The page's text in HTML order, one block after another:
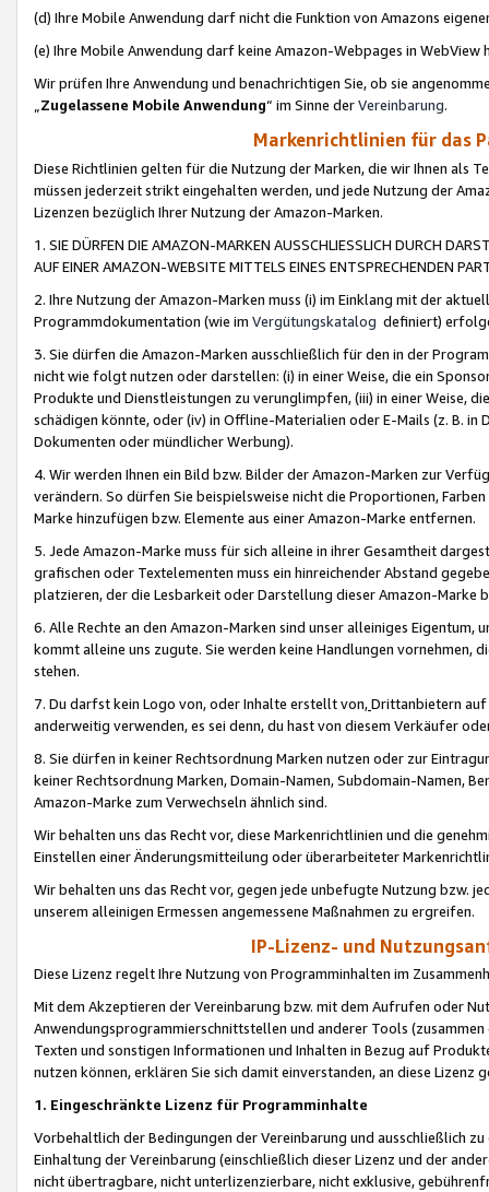
(d) Ihre Mobile Anwendung darf nicht die Funktion von Amazons
(e) Ihre Mobile Anwendung darf keine Amazon-Webpages in WebView
Wir prüfen Ihre Anwendung und benachrichtigen Sie, ob sie
„Zugelassene Mobile Anwendung“ im Sinne derVereinbarung.
Markenrichtlinien für das
Diese Richtlinien gelten für die Nutzung der Marken, die wir Ihnen als
müssen jederzeit strikt eingehalten werden, und jede Nutzung der
Lizenzen bezüglich Ihrer Nutzung der Amazon-Marken.
1. SIE DÜRFEN DIE AMAZON-MARKEN AUSSCHLIESSLICH DURCH
AUF EINER AMAZON-WEBSITE MITTELS EINES ENTSPRECHENDEN
2. Ihre Nutzung der Amazon-Marken muss (i) im Einklang mit der
Programmdokumentation (wie im Vergütungskatalog definiert)
3. Sie dürfen die Amazon-Marken ausschließlich für den in der
nicht wie folgt nutzen oder darstellen: (i) in einer Weise, die ein
Produkte und Dienstleistungen zu verunglimpfen, (iii) in einer Weise,
schädigen könnte, oder (iv) in Offline-Materialien oder E-Mails (z. B. in
Dokumenten oder mündlicher Werbung).
4. Wir werden Ihnen ein Bild bzw. Bilder der Amazon-Marken zur
verändern. So dürfen Sie beispielsweise nicht die Proportionen,
Marke hinzufügen bzw. Elemente aus einer Amazon-Marke entfernen.
5. Jede Amazon-Marke muss für sich alleine in ihrer Gesamtheit
grafischen oder Textelementen muss ein hinreichender Abstand
platzieren, der die Lesbarkeit oder Darstellung dieser Amazon-Marke
6. Alle Rechte an den Amazon-Marken sind unser alleiniges
kommt alleine uns zugute. Sie werden keine Handlungen vornehmen,
stehen.
7. Du darfst kein Logo von, oder Inhalte erstellt von,Drittanbietern auf
anderweitig verwenden, es sei denn, du hast von diesem Verkäufer
8. Sie dürfen in keiner Rechtsordnung Marken nutzen oder zur
keiner Rechtsordnung Marken, Domain-Namen, Subdomain-Namen,
Amazon-Marke zum Verwechseln ähnlich sind.
Wir behalten uns das Recht vor, diese Markenrichtlinien und die
Einstellen einer Änderungsmitteilung oder überarbeiteter
Wir behalten uns das Recht vor, gegen jede unbefugte Nutzung bzw.
unserem alleinigen Ermessen angemessene Maßnahmen zu ergreifen.
IP-Lizenz- und
Diese Lizenz regelt Ihre Nutzung von Programminhalten im
Mit dem Akzeptieren der Vereinbarung bzw. mit dem Aufrufen oder
Anwendungsprogrammierschnittstellen und anderer Tools (zusammen
Texten und sonstigen Informationen und Inhalten in Bezug auf
nutzen können, erklären Sie sich damit einverstanden, an diese Lizenz
1. Eingeschränkte Lizenz für Programminhalte
Vorbehaltlich der Bedingungen der Vereinbarung und ausschließlich
Einhaltung der Vereinbarung (einschließlich dieser Lizenz und der
nicht übertragbare, nicht unterlizenzierbare, nicht exklusive,